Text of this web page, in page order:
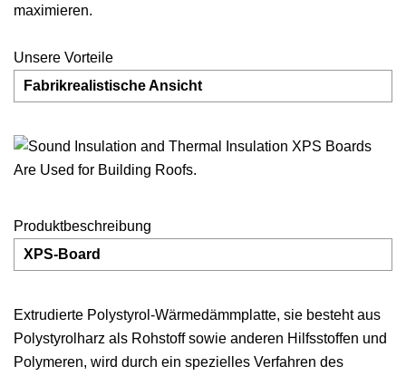
maximieren.
Unsere Vorteile
Fabrikrealistische Ansicht
Produktbeschreibung
XPS-Board
Extrudierte Polystyrol-Wärmedämmplatte, sie besteht aus
Polystyrolharz als Rohstoff sowie anderen Hilfsstoffen und
Polymeren, wird durch ein spezielles Verfahren des